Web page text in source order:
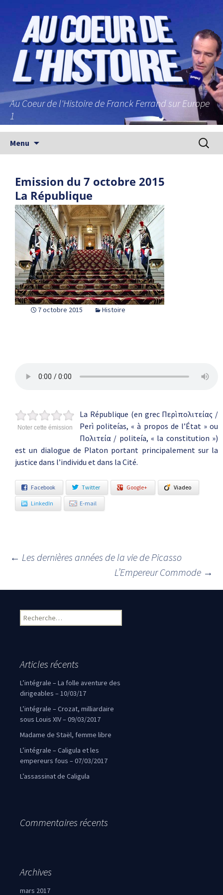
Au Coeur de l'Histoire de Franck Ferrand sur Europe
1
Menu
Emission du 7 octobre 2015
La République
7 octobre 2015 Histoire
Noter cette émission
La République (en grec Περὶ πολιτείας /
Perì politeías, « à propos de l’État » ou
Πολιτεία / politeía, « la constitution »)
est un dialogue de Platon portant principalement sur la
justice dans l’individu et dans la Cité.
Facebook Twitter Google+ Viadeo
LinkedIn E-mail
Navigation des articles
← Les dernières années de la vie de Picasso
L’Empereur Commode →
Rechercher :
Articles récents
L’intégrale – La folle aventure des
dirigeables – 10/03/17
L’intégrale – Crozat, milliardaire
sous Louis XIV – 09/03/2017
Madame de Staël, femme libre
L’intégrale – Caligula et les
empereurs fous – 07/03/2017
L’assassinat de Caligula
Commentaires récents
Archives
mars 2017